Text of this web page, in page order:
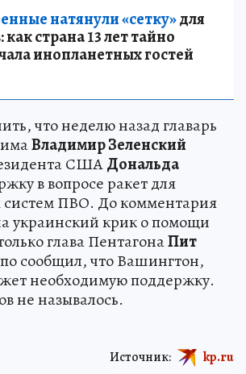
натянули «сетку»для
страна 13 лет тайно
инопланетных гостей
что неделю назад главарь
Владимир Зеленский
СШАДональда
в вопросе ракет для
систем ПВО. До комментария
украинский крик о помощи
глава ПентагонаПит
сообщил, что Вашингтон,
необходимую поддержку.
не называлось.
Источник: kp.ru